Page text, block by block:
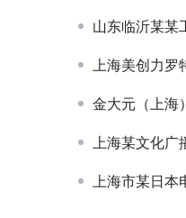
山东临沂某某
上海美创力罗
金大元（上海
上海某文化广
上海市某日本